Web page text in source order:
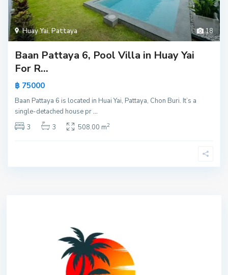
18
Huay Yai,Pattaya
Baan Pattaya 6, Pool Villa in Huay Yai
For R...
฿ 75000
Baan Pattaya 6 is located in Huai Yai, Pattaya, Chon Buri. It’s a
single-detached house pr...
3
3 508.00 m2